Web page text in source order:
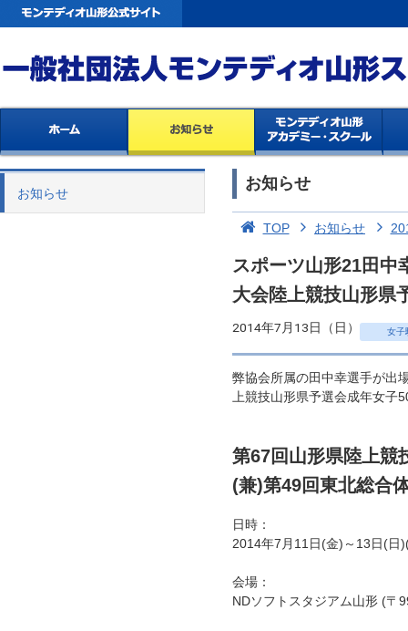
お知らせ
お知らせ
TOP お知らせ
スポーツ山形21田中
大会陸上競技山形県
2014年7月13日（日） 女子
弊協会所属の田中幸選手が出
上競技山形県予選会成年女
第67回山形県陸上競
(兼)第49回東北総合
日時：
2014年7月11日(金)～13日(日
会場：
NDソフトスタジアム山形 (〒